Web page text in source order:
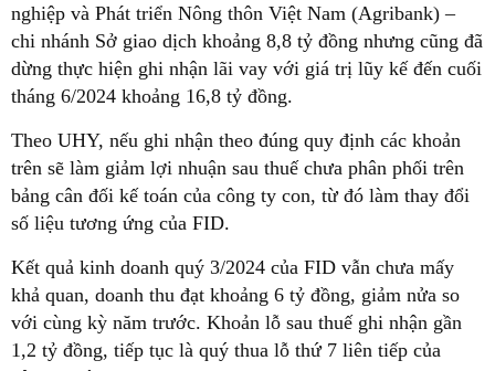
nghiệp và Phát triển Nông thôn Việt Nam (Agribank) –
chi nhánh Sở giao dịch khoảng 8,8 tỷ đồng nhưng cũng đã
dừng thực hiện ghi nhận lãi vay với giá trị lũy kế đến cuối
tháng 6/2024 khoảng 16,8 tỷ đồng.
Theo UHY, nếu ghi nhận theo đúng quy định các khoản
trên sẽ làm giảm lợi nhuận sau thuế chưa phân phối trên
bảng cân đối kế toán của công ty con, từ đó làm thay đổi
số liệu tương ứng của FID.
Kết quả kinh doanh quý 3/2024 của FID vẫn chưa mấy
khả quan, doanh thu đạt khoảng 6 tỷ đồng, giảm nửa so
với cùng kỳ năm trước. Khoản lỗ sau thuế ghi nhận gần
1,2 tỷ đồng, tiếp tục là quý thua lỗ thứ 7 liên tiếp của